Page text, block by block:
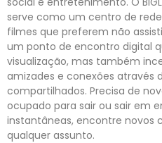
serve como um centro de
filmes que preferem não
um ponto de encontro digital
visualização, mas também
amizades e conexões através
compartilhados. Precisa de
ocupado para sair ou sair em
instantâneas, encontre novos
qualquer assunto.